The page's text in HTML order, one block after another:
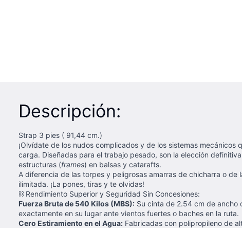
Descripción:
Strap 3 pies ( 91,44 cm.)
¡Olvídate de los nudos complicados y de los sistemas mecánicos
carga. Diseñadas para el trabajo pesado, son la elección
estructuras (frames) en balsas y catarafts.
A diferencia de las torpes y peligrosas amarras de chicharra o
ilimitada. ¡La pones, tiras y te olvidas!
⛓️ Rendimiento Superior y Seguridad Sin Concesiones:
Fuerza Bruta de 540 Kilos (MBS): Su cinta de 2.54 cm de ancho
exactamente en su lugar ante vientos fuertes o baches en la ruta.
Cero Estiramiento en el Agua: Fabricadas con polipropileno de